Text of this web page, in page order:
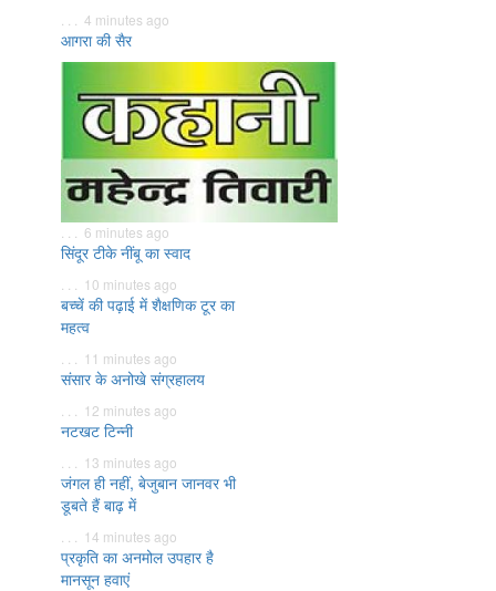
. . . 4 minutes ago
आगरा की सैर
. . . 6 minutes ago
सिंदूर टीके नींबू का स्वाद
. . . 10 minutes ago
बच्चें की पढ़ाई में शैक्षणिक टूर का
महत्व
. . . 11 minutes ago
संसार के अनोखे संग्रहालय
. . . 12 minutes ago
नटखट टिन्नी
. . . 13 minutes ago
जंगल ही नहीं, बेजुबान जानवर भी
डूबते हैं बाढ़ में
. . . 14 minutes ago
प्रकृति का अनमोल उपहार है
मानसून हवाएं